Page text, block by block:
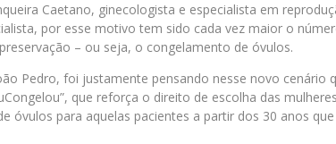
Caetano, ginecologista e especialista em
por esse motivo tem sido cada vez maior o
– ou seja, o congelamento de óvulos.
Pedro, foi justamente pensando nesse novo cenário
que reforça o direito de escolha das
óvulos para aquelas pacientes a partir dos 30 anos